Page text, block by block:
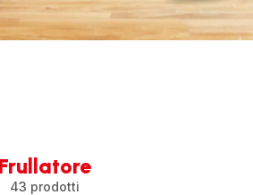
Frullatore
43 prodotti